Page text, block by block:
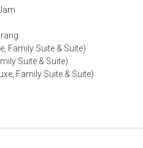
Family Suite & Suite)
Suite & Suite)
Family Suite & Suite)